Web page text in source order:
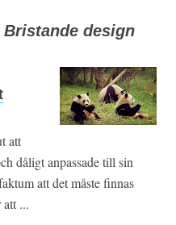
Bristande design
att
dåligt anpassade till sin
att det måste finnas
...